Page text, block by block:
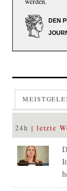
DEN
24h letzte